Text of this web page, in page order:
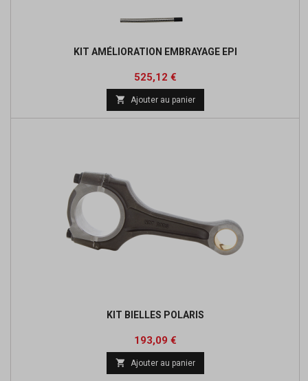
KIT AMÉLIORATION EMBRAYAGE EPI
Prix
525,12 €Prix
de
base
 Ajouter au panier
KIT BIELLES POLARIS
Prix
193,09 €Prix
de
base
 Ajouter au panier